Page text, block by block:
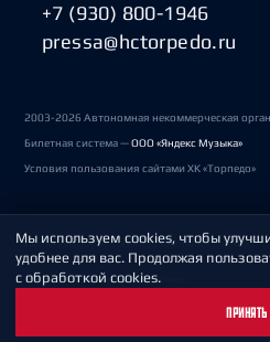
+7 (930) 800-1946
pressa@hctorpedo.ru
2003-2026 Автономная некоммерческая
Билетная система —ООО «Яндекс Музыка»
Условия пользования сайтами ХК «Торпедо»
Политика обработки персональных данных
Пользовательское соглашение
Мы используем cookies, чтобы
удобнее для вас. Продолжая
с обработкой cookies.
ПРИНЯТЬ